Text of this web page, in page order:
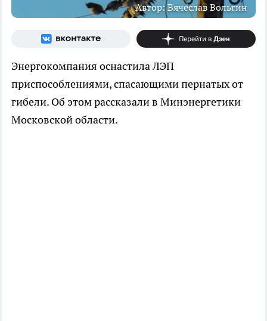
Автор: Вячеслав Вольгин
Энергокомпания оснастила ЛЭП
приспособлениями, спасающими пернатых от
гибели. Об этом рассказали в Минэнергетики
Московской области.